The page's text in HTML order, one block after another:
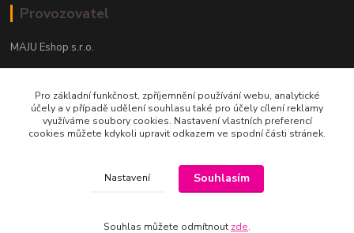
Provozovatel
MAJU Eshop s.r.o.
702 00 Ostrava
IČ: 09674799
Pro základní funkčnost, zpříjemnění používání webu, analytické
účely a v případě udělení souhlasu také pro účely cílení reklamy
využíváme soubory cookies. Nastavení vlastních preferencí
cookies můžete kdykoli upravit odkazem ve spodní části stránek.
Nastavení Souhlasím
Souhlas můžete odmítnout zde.